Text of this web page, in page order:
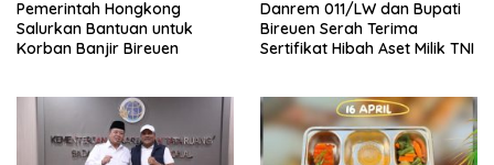
Pemerintah Hongkong
Salurkan Bantuan untuk
Korban Banjir Bireuen
Danrem 011/LW dan Bupati
Bireuen Serah Terima
Sertifikat Hibah Aset Milik TNI